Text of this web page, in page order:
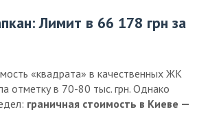
Лимит в 66 178 грн за
«квадрата» в качественных ЖК
отметку в 70-80 тыс. грн. Однако
граничная стоимость в Киеве —